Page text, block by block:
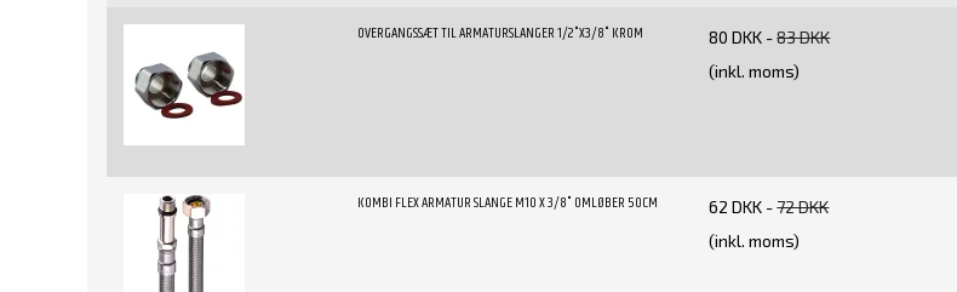
OVERGANGSSÆT TIL ARMATURSLANGER 1/2"X3/8" KROM 80 DKK -83 DKK
(inkl. moms)
KOMBI FLEX ARMATUR SLANGE M10 X 3/8" OMLØBER 50CM 62 DKK -72 DKK
(inkl. moms)